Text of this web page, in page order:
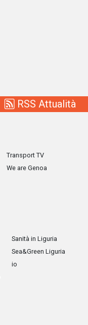
RSS Attualità
Transport TV
We are Genoa
Sanità in Liguria
Sea&Green Liguria
io